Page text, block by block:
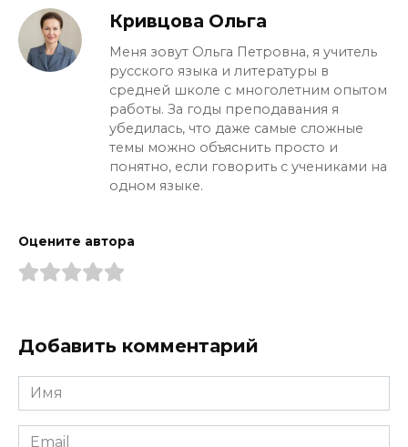
Кривцова Ольга
Меня зовут Ольга Петровна, я учитель
русского языка и литературы в
средней школе с многолетним опытом
работы. За годы преподавания я
убедилась, что даже самые сложные
темы можно объяснить просто и
понятно, если говорить с учениками на
одном языке.
Оцените автора
Добавить комментарий
Имя
*
Email